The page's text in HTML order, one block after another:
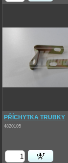
PŘÍCHYTKA TRUBKY
4820105